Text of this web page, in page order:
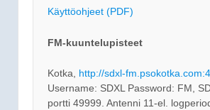
Käyttöohjeet (PDF)
FM-kuuntelupisteet
Kotka, http://sdxl-
Username: SDXL Password: FM,
portti 49999. Antenni 11-el.